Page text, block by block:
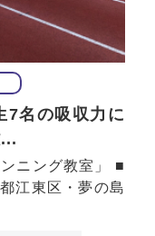
7名の吸収力に
ニング教室」 ■
江東区・夢の島